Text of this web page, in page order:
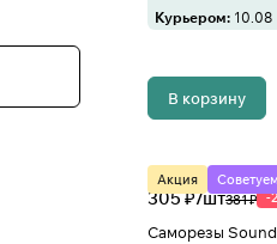
Курьером: 10.08
В корзину
Акция Советуем
305 ₽/шт381 ₽ -
Саморезы